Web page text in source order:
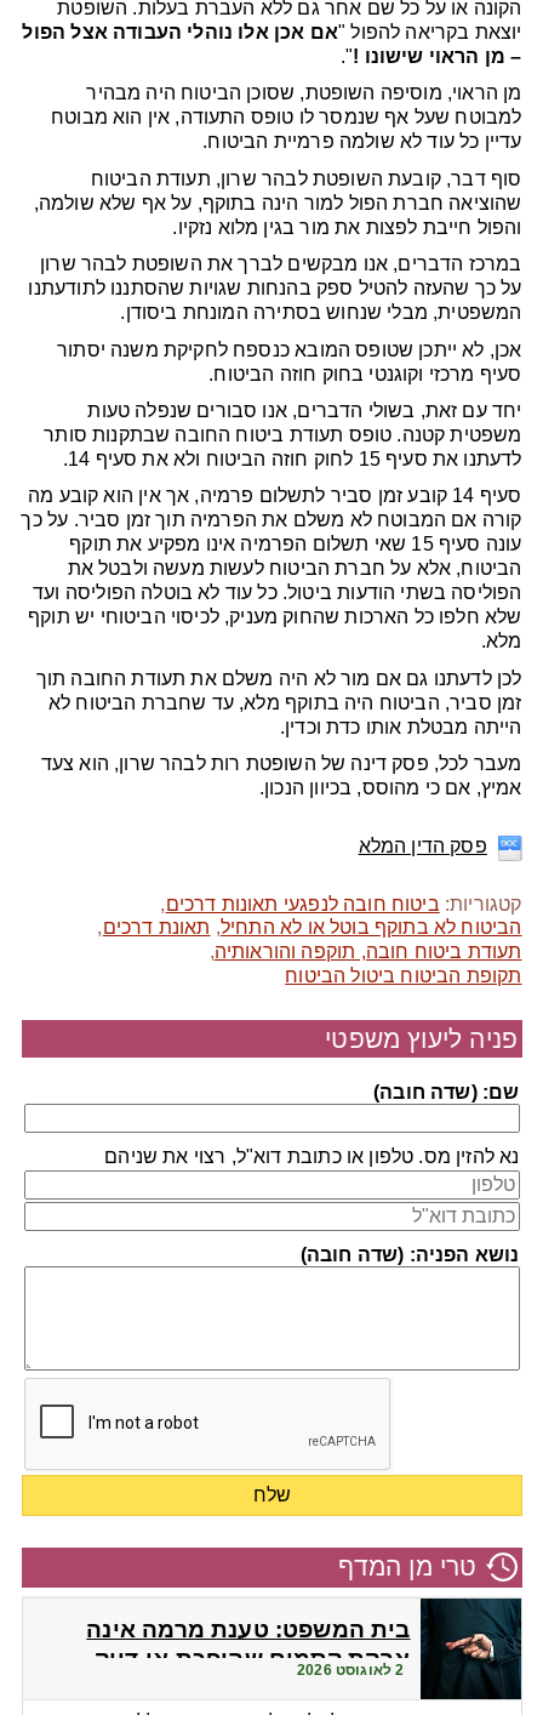
הקונה או על כל שם אחר גם ללא העברת בעלות. השופטת
יוצאת בקריאה להפול "אם אכן אלו נוהלי העבודה אצל הפול
– מן הראוי שישונו !".
מן הראוי, מוסיפה השופטת, שסוכן הביטוח היה מבהיר
למבוטח שעל אף שנמסר לו טופס התעודה, אין הוא מבוטח
עדיין כל עוד לא שולמה פרמיית הביטוח.
סוף דבר, קובעת השופטת לבהר שרון, תעודת הביטוח
שהוציאה חברת הפול למור הינה בתוקף, על אף שלא שולמה,
והפול חייבת לפצות את מור בגין מלוא נזקיו.
במרכז הדברים, אנו מבקשים לברך את השופטת לבהר שרון
על כך שהעזה להטיל ספק בהנחות שגויות שהסתננו לתודעתנו
המשפטית, מבלי שנחוש בסתירה המונחת ביסודן.
אכן, לא ייתכן שטופס המובא כנספח לחקיקת משנה יסתור
סעיף מרכזי וקוגנטי בחוק חוזה הביטוח.
יחד עם זאת, בשולי הדברים, אנו סבורים שנפלה טעות
משפטית קטנה. טופס תעודת ביטוח החובה שבתקנות סותר
לדעתנו את סעיף 15 לחוק חוזה הביטוח ולא את סעיף 14.
סעיף 14 קובע זמן סביר לתשלום פרמיה, אך אין הוא קובע מה
קורה אם המבוטח לא משלם את הפרמיה תוך זמן סביר. על כך
עונה סעיף 15 שאי תשלום הפרמיה אינו מפקיע את תוקף
הביטוח, אלא על חברת הביטוח לעשות מעשה ולבטל את
הפוליסה בשתי הודעות ביטול. כל עוד לא בוטלה הפוליסה ועד
שלא חלפו כל הארכות שהחוק מעניק, לכיסוי הביטוחי יש תוקף
מלא.
לכן לדעתנו גם אם מור לא היה משלם את תעודת החובה תוך
זמן סביר, הביטוח היה בתוקף מלא, עד שחברת הביטוח לא
הייתה מבטלת אותו כדת וכדין.
מעבר לכל, פסק דינה של השופטת רות לבהר שרון, הוא צעד
אמיץ, אם כי מהוסס, בכיוון הנכון.
פסק הדין המלא
קטגוריות: ביטוח חובה לנפגעי תאונות דרכים,
הביטוח לא בתוקף בוטל או לא התחיל, תאונת דרכים,
תעודת ביטוח חובה, תוקפה והוראותיה,
תקופת הביטוח ביטול הביטוח
פניה ליעוץ משפטי
שם: (שדה חובה)
נא להזין מס. טלפון או כתובת דוא"ל, רצוי את שניהם
נושא הפניה: (שדה חובה)
טרי מן המדף
בית המשפט: טענת מרמה אינה
אבקת קסמים שהופכת אי-דיוק
2 לאוגוסט 2026